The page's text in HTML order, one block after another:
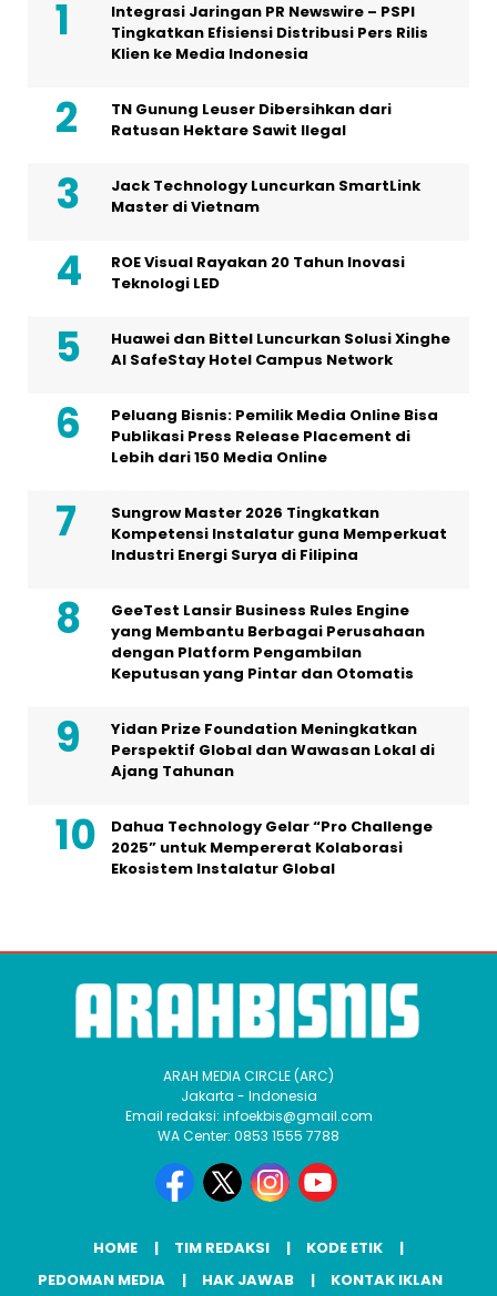
Integrasi Jaringan PR Newswire – PSPI
Tingkatkan Efisiensi Distribusi Pers Rilis
Klien ke Media Indonesia
TN Gunung Leuser Dibersihkan dari
Ratusan Hektare Sawit Ilegal
Jack Technology Luncurkan SmartLink
Master di Vietnam
ROE Visual Rayakan 20 Tahun Inovasi
Teknologi LED
Huawei dan Bittel Luncurkan Solusi Xinghe
Al SafeStay Hotel Campus Network
Peluang Bisnis: Pemilik Media Online Bisa
Publikasi Press Release Placement di
Lebih dari 150 Media Online
Sungrow Master 2026 Tingkatkan
Kompetensi Instalatur guna Memperkuat
Industri Energi Surya di Filipina
GeeTest Lansir Business Rules Engine
yang Membantu Berbagai Perusahaan
dengan Platform Pengambilan
Keputusan yang Pintar dan Otomatis
Yidan Prize Foundation Meningkatkan
Perspektif Global dan Wawasan Lokal di
Ajang Tahunan
Dahua Technology Gelar “Pro Challenge
2025” untuk Mempererat Kolaborasi
Ekosistem Instalatur Global
ARAH MEDIA CIRCLE (ARC)
Jakarta - Indonesia
Email redaksi: infoekbis@gmail.com
WA Center: 0853 1555 7788
HOME TIM REDAKSI
KODE ETIK
PEDOMAN MEDIA
HAK JAWAB KONTAK IKLAN